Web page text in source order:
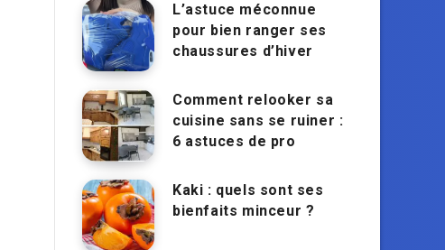
L’astuce méconnue
pour bien ranger ses
chaussures d’hiver
Comment relooker sa
cuisine sans se ruiner :
6 astuces de pro
Kaki : quels sont ses
bienfaits minceur ?